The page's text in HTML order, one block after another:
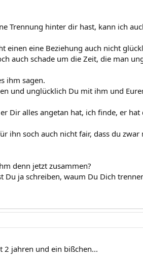
Trennung hinter dir hast, kann ich
einen eine Beziehung auch nicht
auch schade um die Zeit, die man
ihm sagen.
und unglücklich Du mit ihm und
Dir alles angetan hat, ich finde, er
ihn soch auch nicht fair, dass du
denn jetzt zusammen?
Du ja schreiben, waum Du Dich
2 jahren und ein bißchen...